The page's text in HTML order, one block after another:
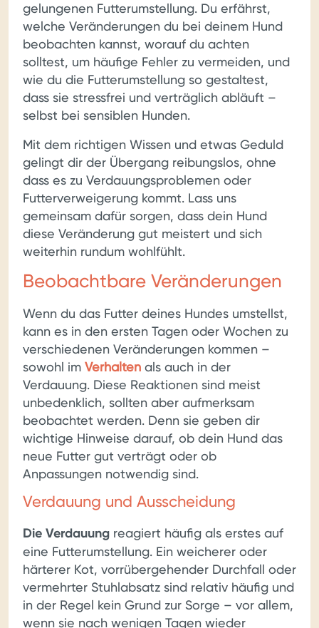
gelungenen Futterumstellung. Du erfährst,
welche Veränderungen du bei deinem Hund
beobachten kannst, worauf du achten
solltest, um häufige Fehler zu vermeiden, und
wie du die Futterumstellung so gestaltest,
dass sie stressfrei und verträglich abläuft –
selbst bei sensiblen Hunden.
Mit dem richtigen Wissen und etwas Geduld
gelingt dir der Übergang reibungslos, ohne
dass es zu Verdauungsproblemen oder
Futterverweigerung kommt. Lass uns
gemeinsam dafür sorgen, dass dein Hund
diese Veränderung gut meistert und sich
weiterhin rundum wohlfühlt.
Beobachtbare Veränderungen
Wenn du das Futter deines Hundes umstellst,
kann es in den ersten Tagen oder Wochen zu
verschiedenen Veränderungen kommen –
sowohl im Verhalten als auch in der
Verdauung. Diese Reaktionen sind meist
unbedenklich, sollten aber aufmerksam
beobachtet werden. Denn sie geben dir
wichtige Hinweise darauf, ob dein Hund das
neue Futter gut verträgt oder ob
Anpassungen notwendig sind.
Verdauung und Ausscheidung
Die Verdauung reagiert häufig als erstes auf
eine Futterumstellung. Ein weicherer oder
härterer Kot, vorrübergehender Durchfall oder
vermehrter Stuhlabsatz sind relativ häufig und
in der Regel kein Grund zur Sorge – vor allem,
wenn sie nach wenigen Tagen wieder